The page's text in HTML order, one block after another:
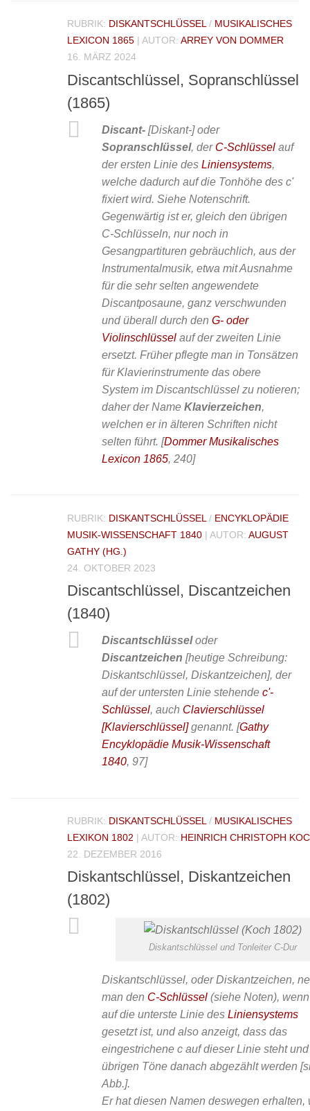
RUBRIK: DISKANTSCHLÜSSEL/ MUSIKALISCHES
LEXICON 1865 | AUTOR: ARREY VON DOMMER
16. MÄRZ 2024
Discantschlüssel, Sopranschlüssel
(1865)
Discant- [Diskant-] oder
Sopranschlüssel, der C-Schlüssel auf
der ersten Linie des Liniensystems,
welche dadurch auf die Tonhöhe des c'
fixiert wird. Siehe Notenschrift.
Gegenwärtig ist er, gleich den übrigen
C-Schlüsseln, nur noch in
Gesangpartituren gebräuchlich, aus der
Instrumentalmusik, etwa mit Ausnahme
für die sehr selten angewendete
Discantposaune, ganz verschwunden
und überall durch den G- oder
Violinschlüssel auf der zweiten Linie
ersetzt. Früher pflegte man in Tonsätzen
für Klavierinstrumente das obere
System im Discantschlüssel zu notieren;
daher der Name Klavierzeichen,
welchen er in älteren Schriften nicht
selten führt. [Dommer Musikalisches
Lexicon 1865, 240]
RUBRIK: DISKANTSCHLÜSSEL / ENCYKLOPÄDIE
MUSIK-WISSENSCHAFT 1840 | AUTOR: AUGUST
GATHY (HG.)
24. OKTOBER 2023
Discantschlüssel, Discantzeichen
(1840)
Discantschlüsseloder
Discantzeichen [heutige Schreibung:
Diskantschlüssel, Diskantzeichen], der
auf der untersten Linie stehende c'-
Schlüssel, auch Clavierschlüssel
[Klavierschlüssel]genannt. [Gathy
Encyklopädie Musik-Wissenschaft
1840, 97]
RUBRIK: DISKANTSCHLÜSSEL / MUSIKALISCHES
LEXIKON 1802 | AUTOR: HEINRICH CHRISTOPH
22. DEZEMBER 2016
Diskantschlüssel, Diskantzeichen
(1802)
Diskantschlüssel und Tonleiter C-Dur
Diskantschlüssel, oder Diskantzeichen,
man den C-Schlüssel (siehe Noten),
auf die unterste Linie des Liniensystems
gesetzt ist, und also anzeigt, dass das
eingestrichene c auf dieser Linie steht
übrigen Töne danach abgezählt werden
Abb.].
Er hat diesen Namen deswegen erhalten,